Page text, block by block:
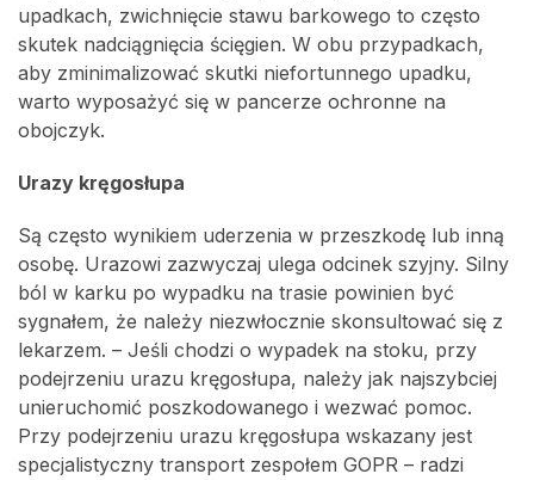
upadkach, zwichnięcie stawu barkowego to często
skutek nadciągnięcia ścięgien. W obu przypadkach,
aby zminimalizować skutki niefortunnego upadku,
warto wyposażyć się w pancerze ochronne na
obojczyk.
Urazy kręgosłupa
Są często wynikiem uderzenia w przeszkodę lub inną
osobę. Urazowi zazwyczaj ulega odcinek szyjny. Silny
ból w karku po wypadku na trasie powinien być
sygnałem, że należy niezwłocznie skonsultować się z
lekarzem. – Jeśli chodzi o wypadek na stoku, przy
podejrzeniu urazu kręgosłupa, należy jak najszybciej
unieruchomić poszkodowanego i wezwać pomoc.
Przy podejrzeniu urazu kręgosłupa wskazany jest
specjalistyczny transport zespołem GOPR – radzi